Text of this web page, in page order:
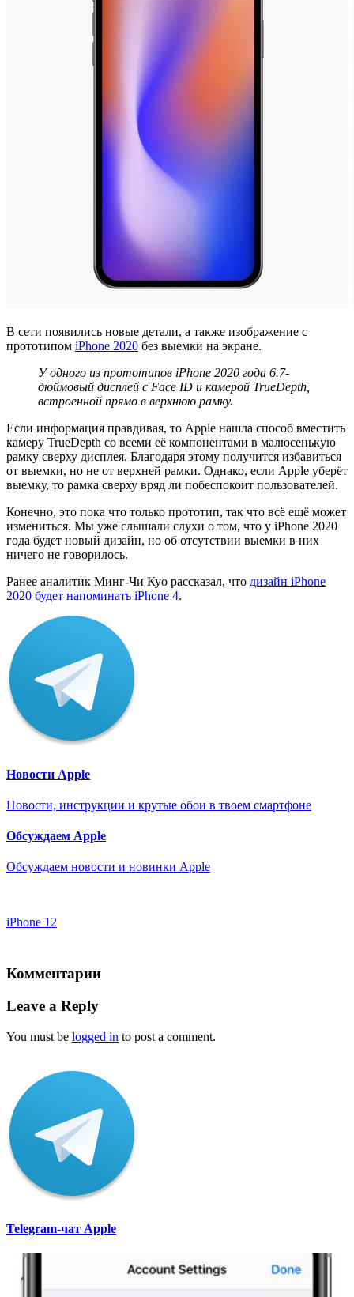
В сети появились новые детали, а также изображение с
прототипом iPhone 2020 без выемки на экране.
У одного из прототипов iPhone 2020 года 6.7-
дюймовый дисплей с Face ID и камерой TrueDepth
встроенной прямо в верхнюю рамку.
Если информация правдивая, то Apple нашла способ вместить
камеру TrueDepth со всеми её компонентами в малюсенькую
рамку сверху дисплея. Благодаря этому получится избавиться
от выемки, но не от верхней рамки. Однако, если Apple уберёт
выемку, то рамка сверху вряд ли побеспокоит пользователей.
Конечно, это пока что только прототип, так что всё ещё может
измениться. Мы уже слышали слухи о том, что у iPhone 2020
года будет новый дизайн, но об отсутствии выемки в них
ничего не говорилось.
Ранее аналитик Минг-Чи Куо рассказал, что дизайн iPhone
2020 будет напоминать iPhone 4.
Новости Apple
Новости, инструкции и крутые обои в твоем смартфоне
Обсуждаем Apple
Обсуждаем новости и новинки Apple
iPhone 12
Комментарии
Leave a Reply
You must be logged in to post a comment.
Telegram-чат Apple